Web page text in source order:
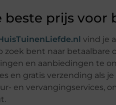
beste prijs voor
vind je
zoek bent naar betaalbare
en aanbiedingen te
en gratis verzending als
en vervangingservices,